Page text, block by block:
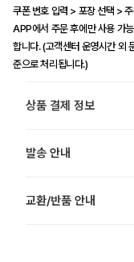
쿠폰 번호 입력 > 포장 선택 >
APP에서 주문 후에만 사용 가
합니다. (고객센터 운영시간 외
준으로 처리됩니다.)
상품 결제 정보
발송 안내
교환/반품 안내